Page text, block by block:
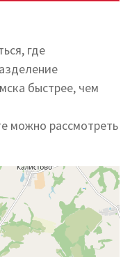
где
быстрее, чем
можно рассмотреть